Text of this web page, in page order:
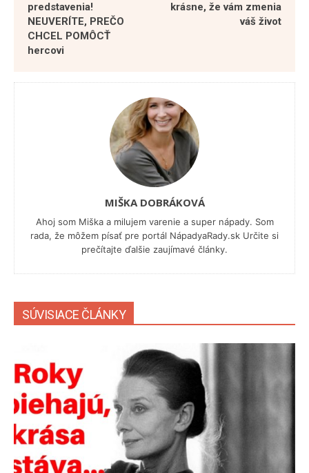
predstavenia!
NEUVERÍTE, PREČO
CHCEL POMÔCŤ
hercovi
krásne, že vám zmenia
váš život
MIŠKA DOBRÁKOVÁ
Ahoj som Miška a milujem varenie a super nápady. Som
rada, že môžem písať pre portál NápadyaRady.sk Určite si
prečítajte ďalšie zaujímavé články.
SÚVISIACE ČLÁNKY